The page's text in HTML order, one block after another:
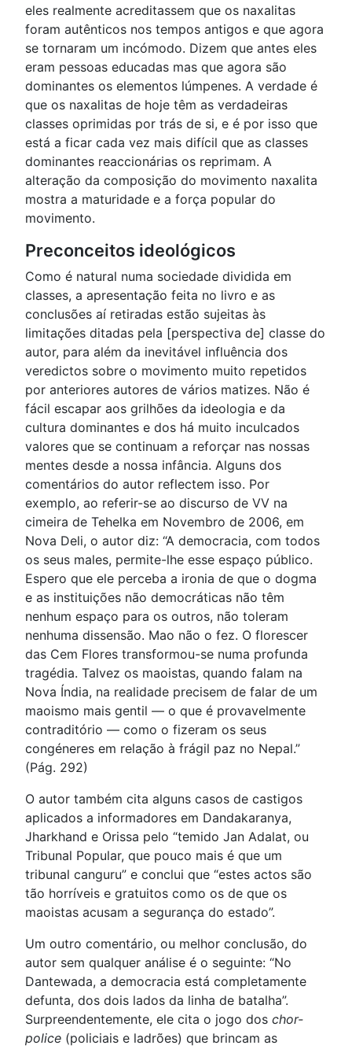
eles realmente acreditassem que os naxalitas
foram autênticos nos tempos antigos e que agora
se tornaram um incómodo. Dizem que antes eles
eram pessoas educadas mas que agora são
dominantes os elementos lúmpenes. A verdade é
que os naxalitas de hoje têm as verdadeiras
classes oprimidas por trás de si, e é por isso que
está a ficar cada vez mais difícil que as classes
dominantes reaccionárias os reprimam. A
alteração da composição do movimento naxalita
mostra a maturidade e a força popular do
movimento.
Preconceitos ideológicos
Como é natural numa sociedade dividida em
classes, a apresentação feita no livro e as
conclusões aí retiradas estão sujeitas às
limitações ditadas pela [perspectiva de] classe do
autor, para além da inevitável influência dos
veredictos sobre o movimento muito repetidos
por anteriores autores de vários matizes. Não é
fácil escapar aos grilhões da ideologia e da
cultura dominantes e dos há muito inculcados
valores que se continuam a reforçar nas nossas
mentes desde a nossa infância. Alguns dos
comentários do autor reflectem isso. Por
exemplo, ao referir-se ao discurso de VV na
cimeira de Tehelka em Novembro de 2006, em
Nova Deli, o autor diz: “A democracia, com todos
os seus males, permite-lhe esse espaço público.
Espero que ele perceba a ironia de que o dogma
e as instituições não democráticas não têm
nenhum espaço para os outros, não toleram
nenhuma dissensão. Mao não o fez. O florescer
das Cem Flores transformou-se numa profunda
tragédia. Talvez os maoistas, quando falam na
Nova Índia, na realidade precisem de falar de um
maoismo mais gentil — o que é provavelmente
contraditório — como o fizeram os seus
congéneres em relação à frágil paz no Nepal.”
(Pág. 292)
O autor também cita alguns casos de castigos
aplicados a informadores em Dandakaranya,
Jharkhand e Orissa pelo “temido Jan Adalat, ou
Tribunal Popular, que pouco mais é que um
tribunal canguru” e conclui que “estes actos são
tão horríveis e gratuitos como os de que os
maoistas acusam a segurança do estado”.
Um outro comentário, ou melhor conclusão, do
autor sem qualquer análise é o seguinte: “No
Dantewada, a democracia está completamente
defunta, dos dois lados da linha de batalha”.
Surpreendentemente, ele cita o jogo dos chor-
police (policiais e ladrões) que brincam as